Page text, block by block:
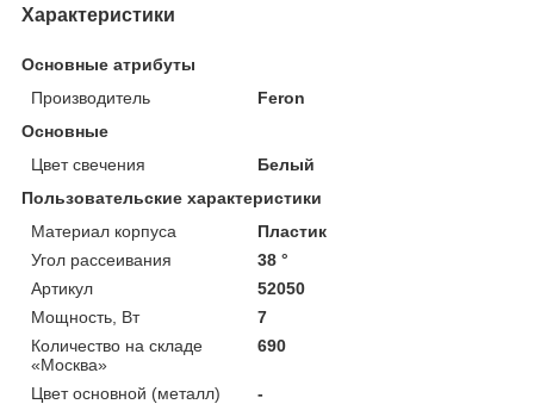
Характеристики
Основные атрибуты
Производитель
Feron
Основные
Цвет свечения
Белый
Пользовательские характеристики
Материал корпуса
Пластик
Угол рассеивания
38 °
Артикул
52050
Мощность, Вт
7
Количество на складе
«Москва»
690
Цвет основной (металл)
-